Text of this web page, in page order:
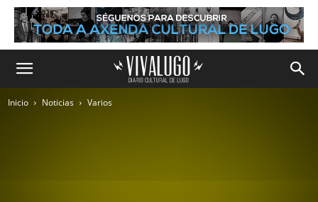
Inicio Noticias Varios